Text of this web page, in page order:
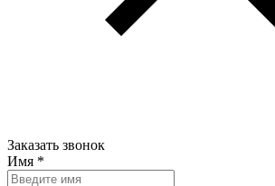
Заказать звонок
Имя *